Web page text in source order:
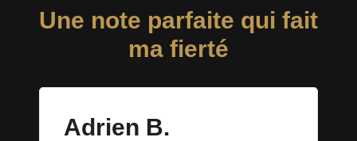
Une note parfaite qui fait
ma fierté
Adrien B.